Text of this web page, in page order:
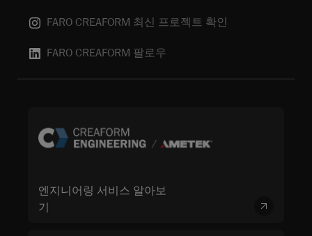
FARO CREAFORM 최신 프로젝트 확인
FARO CREAFORM 팔로우
엔지니어링 서비스 알아보
기